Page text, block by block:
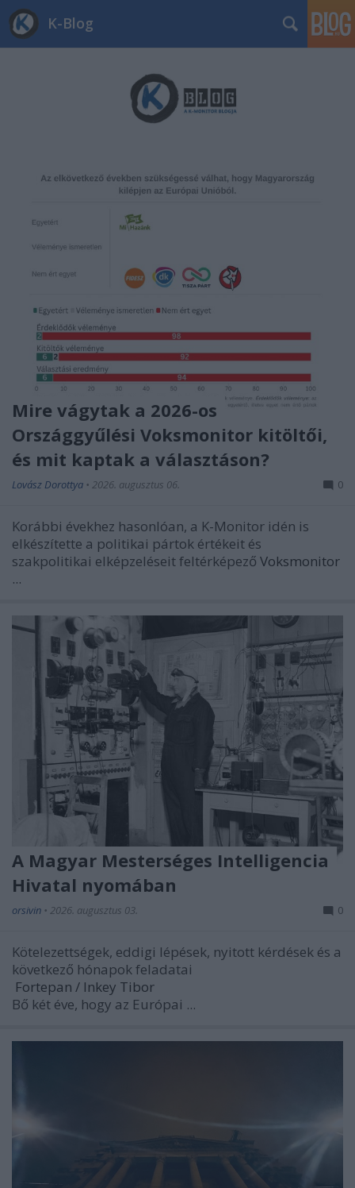
K-Blog
Mire vágytak a 2026-os
Országgyűlési Voksmonitor kitöltői,
és mit kaptak a választáson?
Lovász Dorottya • 2026. augusztus 06. 0
Korábbi évekhez hasonlóan, a K-Monitor idén is
elkészítette a politikai pártok értékeit és
szakpolitikai elképzeléseit feltérképező Voksmonitor
...
A Magyar Mesterséges Intelligencia
Hivatal nyomában
orsivin • 2026. augusztus 03. 0
Kötelezettségek, eddigi lépések, nyitott kérdések és a
következő hónapok feladatai
Fortepan / Inkey Tibor
Bő két éve, hogy az Európai ...